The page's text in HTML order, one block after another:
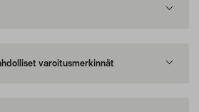
varoitusmerkinnät